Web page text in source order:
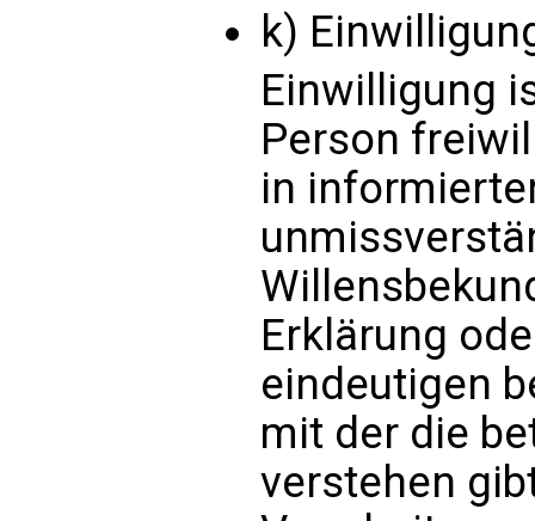
k)
Einwilligung
Person
in
Erklärung
eindeutigen
mit der die
verstehen